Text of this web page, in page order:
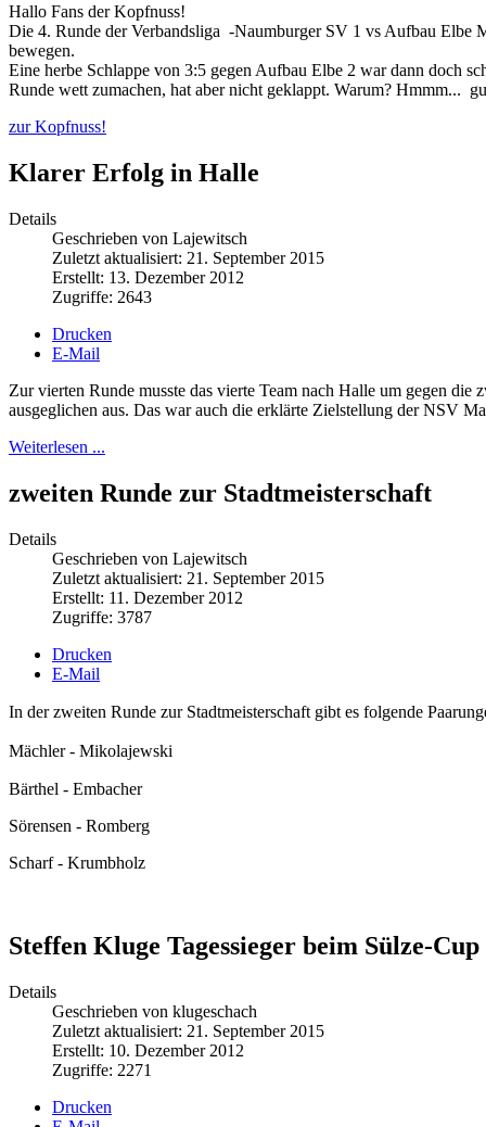
Hallo Fans der Kopfnuss!
Die 4. Runde der Verbandsliga -Naumburger SV 1 vs Aufbau Elbe
bewegen.
Eine herbe Schlappe von 3:5 gegen Aufbau Elbe 2 war dann doch
Runde wett zumachen, hat aber nicht geklappt. Warum? Hmmm...
zur Kopfnuss!
Klarer Erfolg in Halle
Details
Geschrieben von Lajewitsch
Zuletzt aktualisiert: 21. September 2015
Erstellt: 13. Dezember 2012
Zugriffe: 2643
Drucken
E-Mail
Zur vierten Runde musste das vierte Team nach Halle um gegen
ausgeglichen aus. Das war auch die erklärte Zielstellung der NSV
Weiterlesen ...
zweiten Runde zur Stadtmeisterschaft
Details
Geschrieben von Lajewitsch
Zuletzt aktualisiert: 21. September 2015
Erstellt: 11. Dezember 2012
Zugriffe: 3787
Drucken
E-Mail
In der zweiten Runde zur Stadtmeisterschaft gibt es folgende
Mächler - Mikolajewski
Bärthel - Embacher
Sörensen - Romberg
Scharf - Krumbholz
Steffen Kluge Tagessieger beim Sülze-Cup
Details
Geschrieben von klugeschach
Zuletzt aktualisiert: 21. September 2015
Erstellt: 10. Dezember 2012
Zugriffe: 2271
Drucken